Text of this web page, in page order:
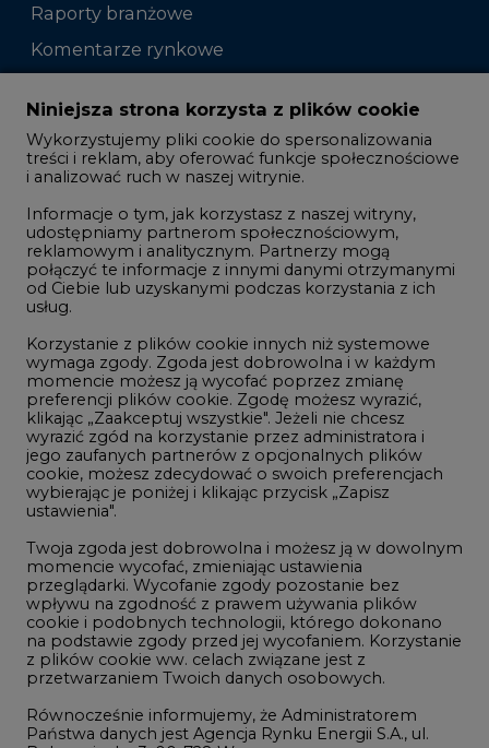
Raporty branżowe
Komentarze rynkowe
Zmiany kadrowe na rynku
Studio CIRE
Rozmowy o energetyce
Gospodarka
Geopolityka
LTE450
Innowacje i AI
Telekomunikacja i IT
Handel emisjami CO2
Wodór
Górnictwo
Atom
Fotowoltaika
Offshore wind
Zielone samorządy
Niniejsza strona korzysta z plików cookie
Wykorzystujemy pliki cookie do spersonalizowania
treści i reklam, aby oferować funkcje społecznościowe
i analizować ruch w naszej witrynie.
Informacje o tym, jak korzystasz z naszej witryny,
udostępniamy partnerom społecznościowym,
reklamowym i analitycznym. Partnerzy mogą
połączyć te informacje z innymi danymi otrzymanymi
od Ciebie lub uzyskanymi podczas korzystania z ich
usług.
Korzystanie z plików cookie innych niż systemowe
wymaga zgody. Zgoda jest dobrowolna i w każdym
momencie możesz ją wycofać poprzez zmianę
preferencji plików cookie. Zgodę możesz wyrazić,
klikając „Zaakceptuj wszystkie". Jeżeli nie chcesz
wyrazić zgód na korzystanie przez administratora i
jego zaufanych partnerów z opcjonalnych plików
cookie, możesz zdecydować o swoich preferencjach
wybierając je poniżej i klikając przycisk „Zapisz
ustawienia".
Twoja zgoda jest dobrowolna i możesz ją w dowolnym
momencie wycofać, zmieniając ustawienia
przeglądarki. Wycofanie zgody pozostanie bez
wpływu na zgodność z prawem używania plików
cookie i podobnych technologii, którego dokonano
na podstawie zgody przed jej wycofaniem. Korzystanie
z plików cookie ww. celach związane jest z
przetwarzaniem Twoich danych osobowych.
Równocześnie informujemy, że Administratorem
Państwa danych jest Agencja Rynku Energii S.A., ul.